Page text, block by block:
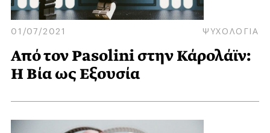
01/07/2021 ΨΥΧΟΛΟΓΙΑ
Από τον Pasolini στην Κάρολάϊν:
Η Βία ως Εξουσία